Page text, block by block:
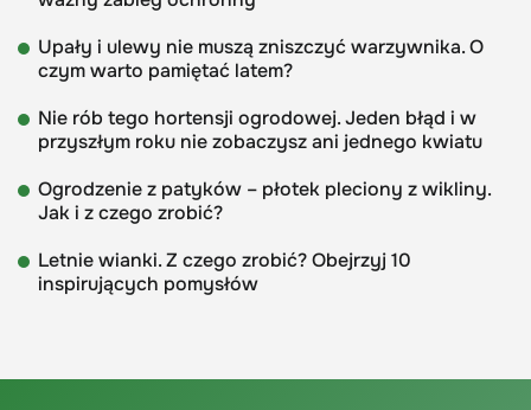
Upały i ulewy nie muszą zniszczyć warzywnika. O
czym warto pamiętać latem?
Nie rób tego hortensji ogrodowej. Jeden błąd i w
przyszłym roku nie zobaczysz ani jednego kwiatu
Ogrodzenie z patyków – płotek pleciony z wikliny.
Jak i z czego zrobić?
Letnie wianki. Z czego zrobić? Obejrzyj 10
inspirujących pomysłów